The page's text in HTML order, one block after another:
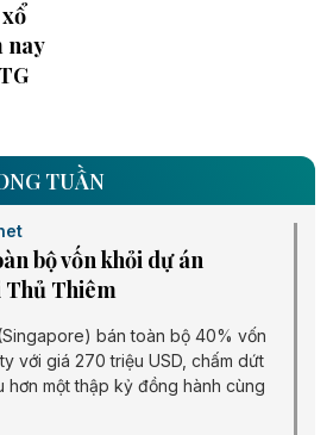
nay
TUẦN
bộ vốn khỏi dự án
Thủ Thiêm
bán toàn bộ 40% vốn
với giá 270 triệu USD, chấm dứt
hơn một thập kỷ đồng hành cùng